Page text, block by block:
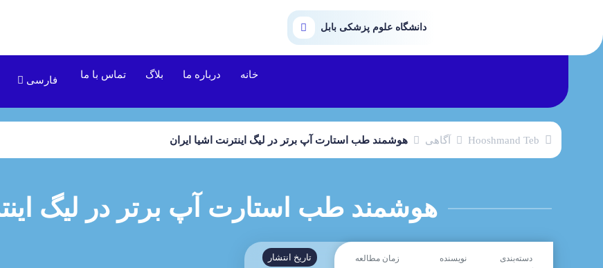
دانشگاه علوم پزشکی بابل
خانه درباره ما بلاگ تماس با ما فارسی
Hooshmand Teb آگاهی هوشمند طب استارت آپ برتر در لیگ اینترنت اشیا ایران
هوشمند طب استارت آپ برتر در لیگ
دسته‌بندی نویسنده زمان مطالعه تاریخ انتشار